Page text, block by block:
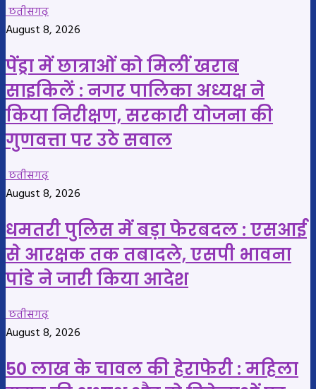
छतीसगढ़
August 8, 2026
पेंड्रा में छात्राओं को मिलीं खराब
साइकिलें : नगर पालिका अध्यक्ष ने
किया निरीक्षण, सरकारी योजना की
गुणवत्ता पर उठे सवाल
छतीसगढ़
August 8, 2026
धमतरी पुलिस में बड़ा फेरबदल : एसआई
से आरक्षक तक तबादले, एसपी भावना
पांडे ने जारी किया आदेश
छतीसगढ़
August 8, 2026
50 लाख के चावल की हेराफेरी : महिला